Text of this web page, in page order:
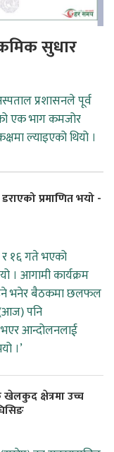
सुधार
प्रशासनले पूर्व
एक भाग कमजोर
ल्याइएको थियो ।
प्रमाणित भयो -
१६ गते भएको
। आगामी कार्यक्रम
भनेर बैठकमा छलफल
पनि
भएर आन्दोलनलाई
।’
क्षेत्रमा उच्च